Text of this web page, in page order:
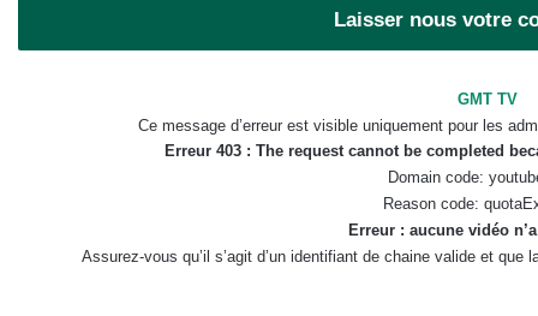
Laisser nous votre
GMT TV
Ce message d’erreur est visible uniquement pour les
Erreur 403 : The request cannot be completed
Domain code:
Reason code:
Erreur : aucune vidéo
Assurez-vous qu’il s’agit d’un identifiant de chaine valide et